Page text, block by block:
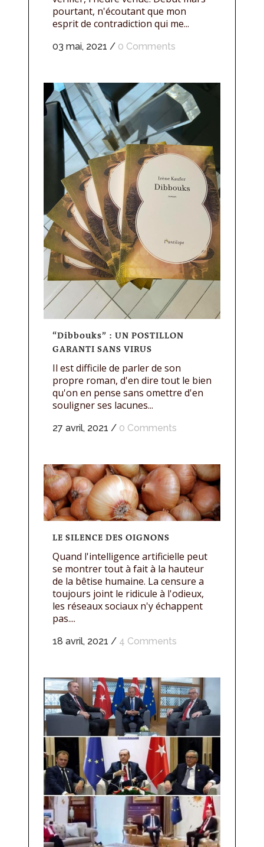
pourtant, n'écoutant que mon
esprit de contradiction qui me...
03 mai, 2021 / 0 Comments
“Dibbouks” : UN POSTILLON
GARANTI SANS VIRUS
Il est difficile de parler de son
propre roman, d'en dire tout le bien
qu'on en pense sans omettre d'en
souligner ses lacunes...
27 avril, 2021 / 0 Comments
LE SILENCE DES OIGNONS
Quand l'intelligence artificielle peut
se montrer tout à fait à la hauteur
de la bêtise humaine. La censure a
toujours joint le ridicule à l'odieux,
les réseaux sociaux n'y échappent
pas....
18 avril, 2021 / 4 Comments